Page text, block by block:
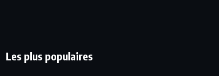
Les plus populaires